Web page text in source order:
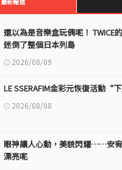
還以為是音樂盒玩偶呢！ TWICE
迷倒了整個日本列島
2026/08/09
LE SSERAFIM金彩元恢復活動“
2026/08/08
眼神讓人心動，美貌閃耀……安
漂亮呢